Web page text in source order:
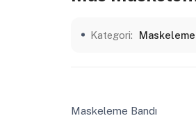
Kategori: Maskeleme
Maskeleme Bandı